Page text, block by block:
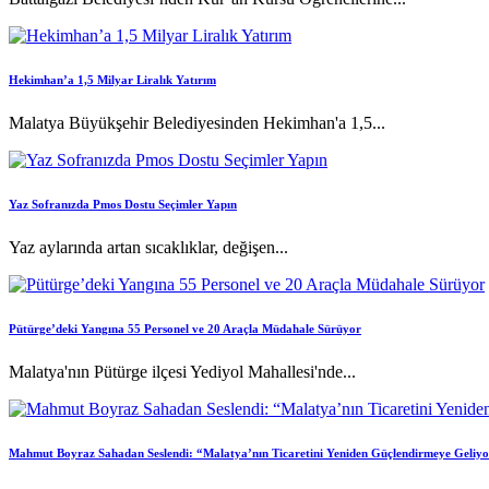
Hekimhan’a 1,5 Milyar Liralık Yatırım
Malatya Büyükşehir Belediyesinden Hekimhan'a 1,5...
Yaz Sofranızda Pmos Dostu Seçimler Yapın
Yaz aylarında artan sıcaklıklar, değişen...
Pütürge’deki Yangına 55 Personel ve 20 Araçla Müdahale Sürüyor
Malatya'nın Pütürge ilçesi Yediyol Mahallesi'nde...
Mahmut Boyraz Sahadan Seslendi: “Malatya’nın Ticaretini Yeniden Güçlendirmeye